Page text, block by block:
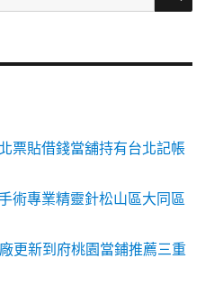
票貼借錢當舖持有台北記帳
術專業精靈針松山區大同區
更新到府桃園當鋪推薦三重